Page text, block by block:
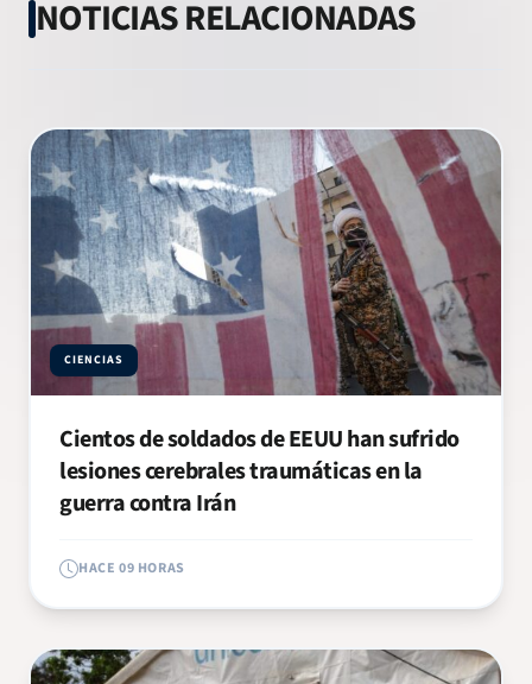
NOTICIAS RELACIONADAS
CIENCIAS
Cientos de soldados de EEUU han sufrido
lesiones cerebrales traumáticas en la
guerra contra Irán
HACE 09 HORAS